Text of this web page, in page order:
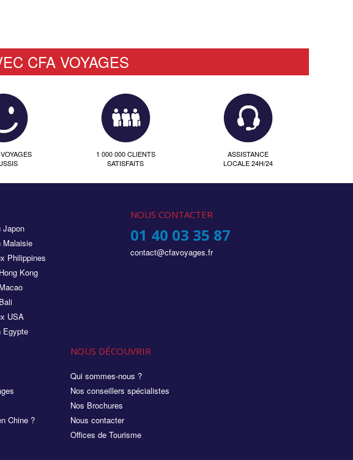
CFA VOYAGES
1 000 000 CLIENTS
SATISFAITS
ASSISTANCE
LOCALE 24H/24
Japon
Malaisie
Philippines
Kong
USA
Egypte
NOUS CONTACTER
01 40 03 35 87
contact@cfavoyages.fr
Chine ?
NOUS DÉCOUVRIR
Qui sommes-nous ?
Nos conseillers spécialistes
Nos Brochures
Nous contacter
Offices de Tourisme